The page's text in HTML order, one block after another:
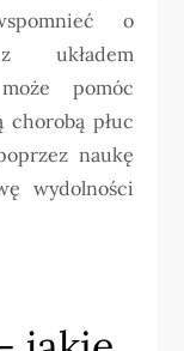
o
układem
pomóc
chorobą płuc
naukę
wydolności